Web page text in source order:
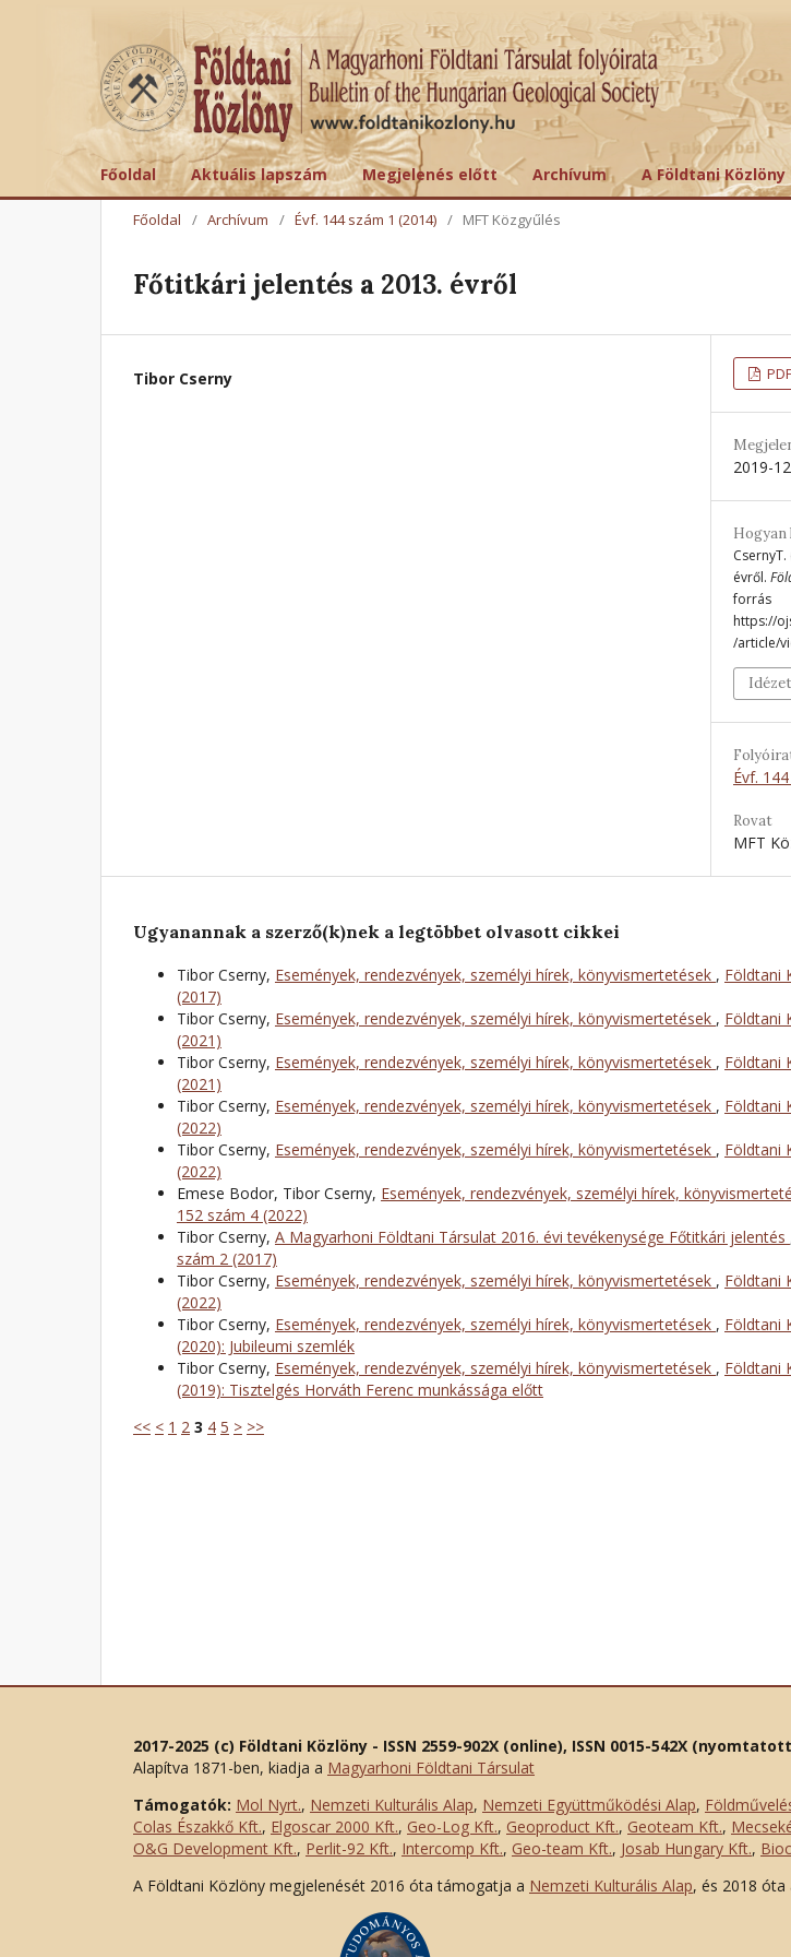
Főoldal Aktuális lapszám Megjelenés előtt Archívum A Földtani Közlöny
Főoldal / Archívum / Évf. 144 szám 1 (2014) / MFT Közgyűlés
Főtitkári jelentés a 2013. évről
Tibor Cserny PDF
2019-
Hogyan
évről.
forrás
https://
/article/
Évf.
Rovat
MFT
Ugyanannak a szerző(k)nek a legtöbbet olvasott cikkei
Tibor Cserny, Események, rendezvények, személyi hírek, könyvismertetések , Földtani
(2017)
Tibor Cserny, Események, rendezvények, személyi hírek, könyvismertetések , Földtani
(2021)
Tibor Cserny, Események, rendezvények, személyi hírek, könyvismertetések , Földtani
(2021)
Tibor Cserny, Események, rendezvények, személyi hírek, könyvismertetések , Földtani
(2022)
Tibor Cserny, Események, rendezvények, személyi hírek, könyvismertetések , Földtani
(2022)
Emese Bodor, Tibor Cserny, Események, rendezvények, személyi hírek,
152 szám 4 (2022)
Tibor Cserny, A Magyarhoni Földtani Társulat 2016. évi tevékenysége Főtitkári jelentés
szám 2 (2017)
Tibor Cserny, Események, rendezvények, személyi hírek, könyvismertetések , Földtani
(2022)
Tibor Cserny, Események, rendezvények, személyi hírek, könyvismertetések , Földtani
(2020): Jubileumi szemlék
Tibor Cserny, Események, rendezvények, személyi hírek, könyvismertetések , Földtani
(2019): Tisztelgés Horváth Ferenc munkássága előtt
<< < 1 2 3 4 5 > >>
2017-2025 (c) Földtani Közlöny - ISSN 2559-902X (online), ISSN 0015-542X
Alapítva 1871-ben, kiadja a Magyarhoni Földtani Társulat
Támogatók: Mol Nyrt., Nemzeti Kulturális Alap, Nemzeti Együttműködési Alap,
Colas Északkő Kft., Elgoscar 2000 Kft., Geo-Log Kft., Geoproduct Kft., Geoteam Kft.,
O&G Development Kft., Perlit-92 Kft., Intercomp Kft., Geo-team Kft., Josab Hungary Kft.,
A Földtani Közlöny megjelenését 2016 óta támogatja a Nemzeti Kulturális Alap, és 2018 óta